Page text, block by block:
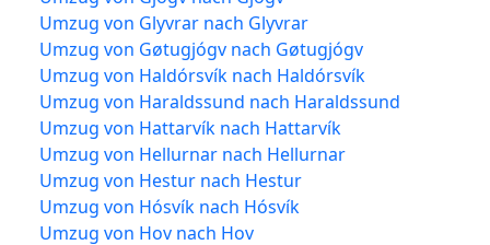
Umzug von Glyvrar nach Glyvrar
Umzug von Gøtugjógv nach Gøtugjógv
Umzug von Haldórsvík nach Haldórsvík
Umzug von Haraldssund nach Haraldssund
Umzug von Hattarvík nach Hattarvík
Umzug von Hellurnar nach Hellurnar
Umzug von Hestur nach Hestur
Umzug von Hósvík nach Hósvík
Umzug von Hov nach Hov